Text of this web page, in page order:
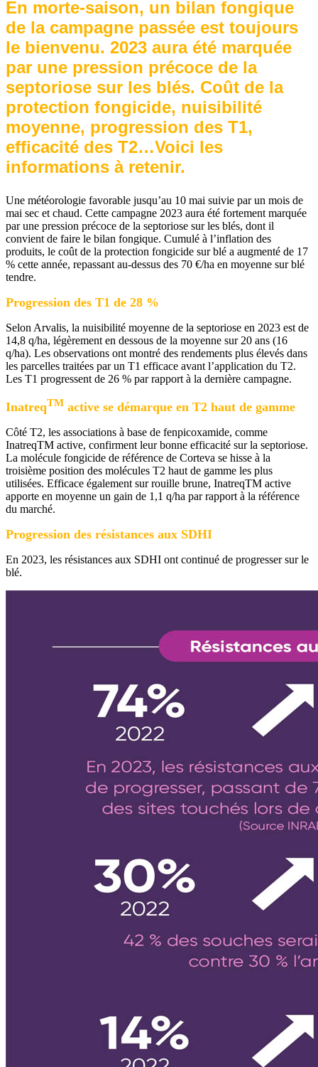
En morte-saison, un bilan fongique
de la campagne passée est toujours
le bienvenu. 2023 aura été marquée
par une pression précoce de la
septoriose sur les blés. Coût de la
protection fongicide, nuisibilité
moyenne, progression des T1,
efficacité des T2…Voici les
informations à retenir.
Une météorologie favorable jusqu’au 10 mai suivie par un mois de
mai sec et chaud. Cette campagne 2023 aura été fortement marquée
par une pression précoce de la septoriose sur les blés, dont il
convient de faire le bilan fongique. Cumulé à l’inflation des
produits, le coût de la protection fongicide sur blé a augmenté de 17
% cette année, repassant au-dessus des 70 €/ha en moyenne sur blé
tendre.
Progression des T1 de 28 %
Selon Arvalis, la nuisibilité moyenne de la septoriose en 2023 est de
14,8 q/ha, légèrement en dessous de la moyenne sur 20 ans (16
q/ha). Les observations ont montré des rendements plus élevés dans
les parcelles traitées par un T1 efficace avant l’application du T2.
Les T1 progressent de 26 % par rapport à la dernière campagne.
InatreqTM active se démarque en T2 haut de gamme
Côté T2, les associations à base de fenpicoxamide, comme
InatreqTM active, confirment leur bonne efficacité sur la septoriose.
La molécule fongicide de référence de Corteva se hisse à la
troisième position des molécules T2 haut de gamme les plus
utilisées. Efficace également sur rouille brune, InatreqTM active
apporte en moyenne un gain de 1,1 q/ha par rapport à la référence
du marché.
Progression des résistances aux SDHI
En 2023, les résistances aux SDHI ont continué de progresser sur le
blé.